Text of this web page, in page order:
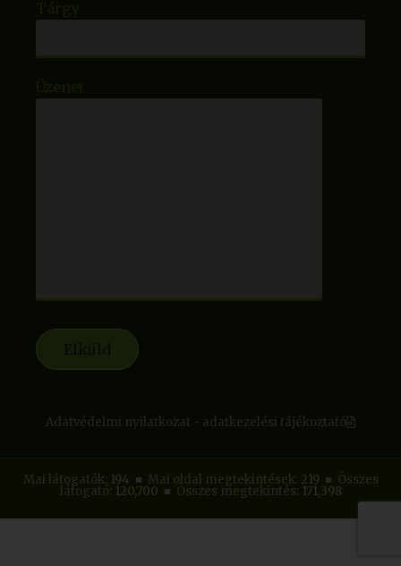
Adatvédelmi nyilatkozat - adatkezelési tájékoztató
Mai látogatók: 194 ■ Mai oldal megtekintések: 219 ■ Összes
látogató: 120,700 ■ Összes megtekintés: 171,398